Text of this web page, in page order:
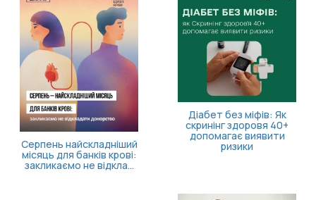
Серпень найскладніший
місяць для банків крові:
закликаємо не відкла...
Діабет без міфів: Як
скринінг здоровя 40+
допомагає виявити
ризики